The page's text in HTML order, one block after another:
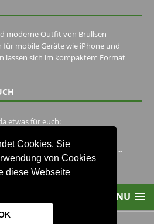
Cookies. Sie
von Cookies
diese Webseite
moderne Outfit von Brullsen-
mobile Geräte wie iPhone und
lassen sich im kompaktem Format
etwas für euch:
Hugo Pape verbracht..Habe ihn...
MENU